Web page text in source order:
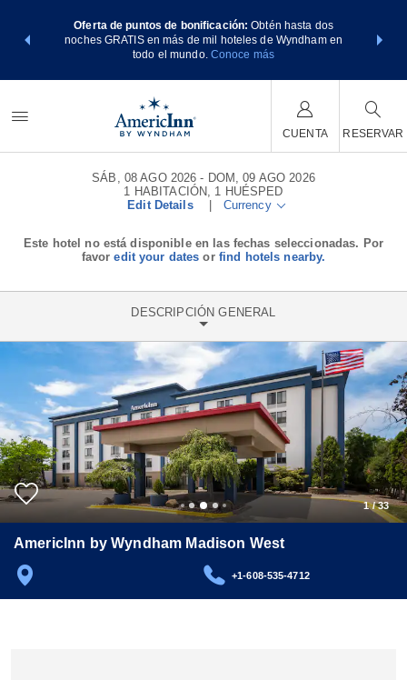
Wyndham
Oferta de puntos de bonificación:Obtén hasta dos
noches GRATIS en más de mil hoteles de Wyndham en
todo el mundo. Conoce más
de viaje
CUENTA RESERVAR
SÁB, 08 AGO 2026
DOM, 09 AGO 2026
1 HABITACIÓN, 1 HUÉSPED
Edit Details
Currency
Este hotel no está disponible en las fechas seleccionadas. Por
favoredit your dates or find hotels nearby.
DESCRIPCIÓN GENERAL
1/33
AmericInn by Wyndham Madison West
+1-608-535-4712